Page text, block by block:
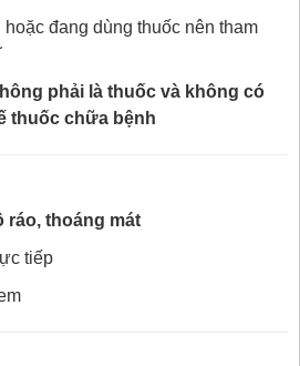
đang dùng thuốc nên tham
phải là thuốc và không có
thuốc chữa bệnh
ráo, thoáng mát
tiếp